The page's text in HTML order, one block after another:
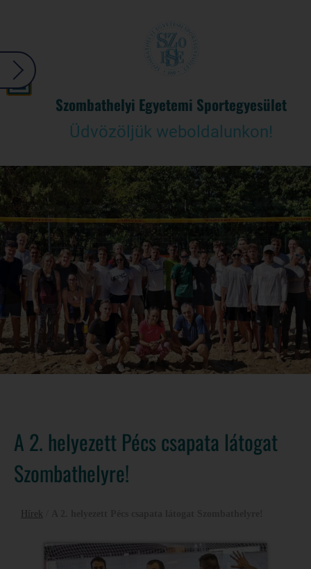
Szombathelyi Egyetemi Sportegyesület
Üdvözöljük weboldalunkon!
A 2. helyezett Pécs csapata látogat
Szombathelyre!
Hírek